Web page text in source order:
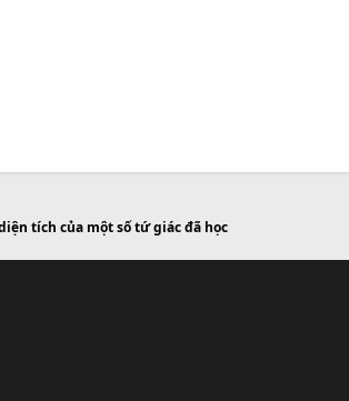
tích của một số tứ giác đã học